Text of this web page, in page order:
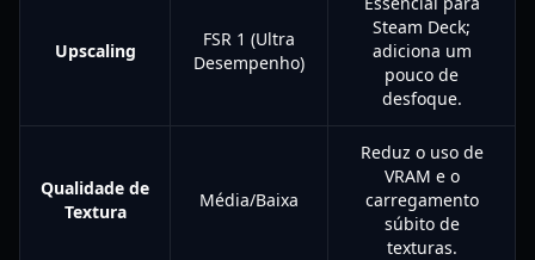
Upscaling
FSR 1 (Ultra
Desempenho)
Steam Deck;
adiciona um
pouco de
desfoque.
Qualidade de
Textura
Média/Baixa
Reduz o uso de
VRAM e o
carregamento
súbito de
texturas.